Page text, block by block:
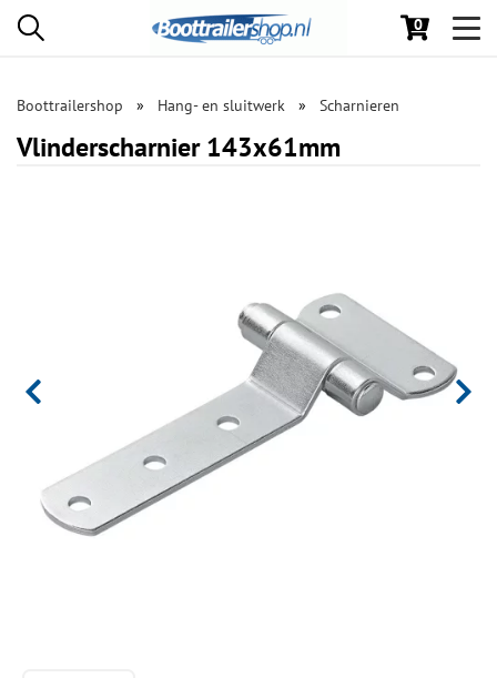
0
Boottrailershop Hang- en sluitwerk Scharnieren
Vlinderscharnier 143x61mm